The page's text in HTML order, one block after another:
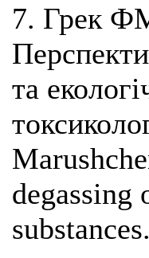
7. Грек
та
degassing